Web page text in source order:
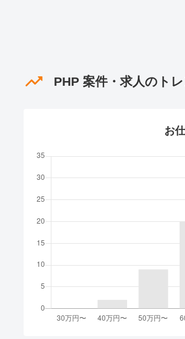
PHP 案件・求人のト
お